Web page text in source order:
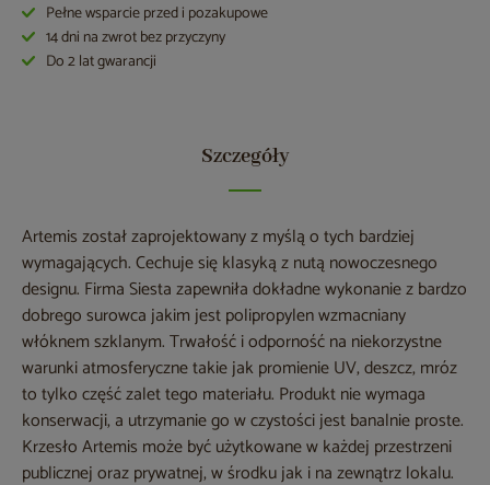
Pełne wsparcie przed i pozakupowe
14 dni na zwrot bez przyczyny
Do 2 lat gwarancji
Szczegóły
Artemis został zaprojektowany z myślą o tych bardziej
wymagających. Cechuje się klasyką z nutą nowoczesnego
designu. Firma Siesta zapewniła dokładne wykonanie z bardzo
dobrego surowca jakim jest polipropylen wzmacniany
włóknem szklanym. Trwałość i odporność na niekorzystne
warunki atmosferyczne takie jak promienie UV, deszcz, mróz
to tylko część zalet tego materiału. Produkt nie wymaga
konserwacji, a utrzymanie go w czystości jest banalnie proste.
Krzesło Artemis może być użytkowane w każdej przestrzeni
publicznej oraz prywatnej, w środku jak i na zewnątrz lokalu.